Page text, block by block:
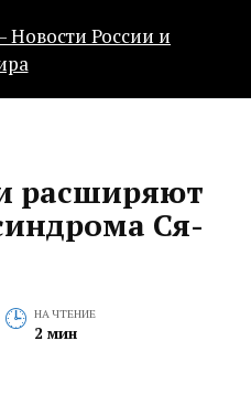
расширяют
Ся-
НА ЧТЕНИЕ
2 мин